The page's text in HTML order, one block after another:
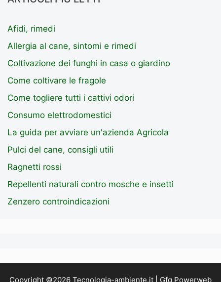
Afidi, rimedi
Allergia al cane, sintomi e rimedi
Coltivazione dei funghi in casa o giardino
Come coltivare le fragole
Come togliere tutti i cattivi odori
Consumo elettrodomestici
La guida per avviare un'azienda Agricola
Pulci del cane, consigli utili
Ragnetti rossi
Repellenti naturali contro mosche e insetti
Zenzero controindicazioni
Copyright ©2026 Tecnologia-ambiente.it | Gfg Powerweb